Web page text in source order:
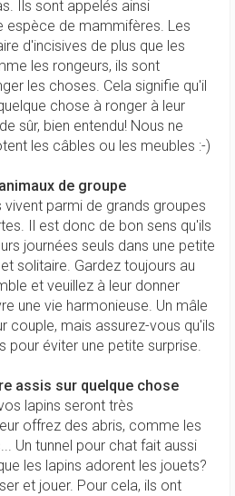
Ils sont appelés ainsi
espèce de mammifères. Les
d'incisives de plus que les
les rongeurs, ils sont
les choses. Cela signifie qu'il
chose à ronger à leur
sûr, bien entendu! Nous ne
les câbles ou les meubles :-)
de groupe
vivent parmi de grands groupes
Il est donc de bon sens qu'ils
journées seuls dans une petite
solitaire. Gardez toujours au
et veuillez à leur donner
une vie harmonieuse. Un mâle
couple, mais assurez-vous qu'ils
pour éviter une petite surprise.
assis sur quelque chose
lapins seront très
offrez des abris, comme les
Un tunnel pour chat fait aussi
les lapins adorent les jouets?
et jouer. Pour cela, ils ont